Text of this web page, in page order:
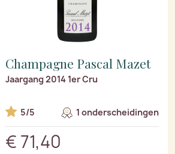
Champagne Pascal Mazet
Jaargang 2014 1er Cru
5/5 1 onderscheidingen
€ 71,40